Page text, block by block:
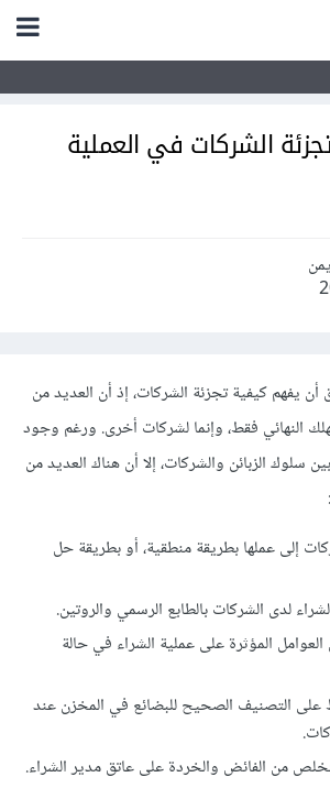
الشركات في العملية
أن يفهم كيفية تجزئة الشركات، إذ أن العديد من
النهائي فقط، وإنما لشركات أخرى. ورغم وجود
سلوك الزبائن والشركات، إلا أن هناك العديد من
إلى عملها بطريقة منطقية، أو بطريقة حل
لدى الشركات بالطابع الرسمي والروتين.
المؤثرة على عملية الشراء في حالة
على التصنيف الصحيح للبضائع في المخزن عند
من الفائض والخردة على عاتق مدير الشراء.